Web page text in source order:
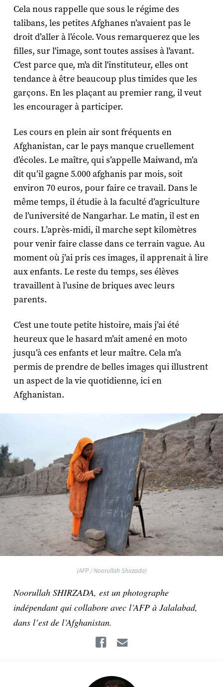
Cela nous rappelle que sous le régime des
talibans, les petites Afghanes n’avaient pas le
droit d’aller à l’école. Vous remarquerez que les
filles, sur l'image, sont toutes assises à l'avant.
C'est parce que, m'a dit l'instituteur, elles ont
tendance à être beaucoup plus timides que les
garçons. En les plaçant au premier rang, il veut
les encourager à participer.
Les cours en plein air sont fréquents en
Afghanistan, car le pays manque cruellement
d’écoles. Le maître, qui s’appelle Maiwand, m’a
dit qu’il gagne 5.000 afghanis par mois, soit
environ 70 euros, pour faire ce travail. Dans le
même temps, il étudie à la faculté d’agriculture
de l’université de Nangarhar. Le matin, il est en
cours. L’après-midi, il marche sept kilomètres
pour venir faire classe dans ce terrain vague. Au
moment où j’ai pris ces images, il apprenait à lire
aux enfants. Le reste du temps, ses élèves
travaillent à l’usine de briques avec leurs
parents.
C’est une toute petite histoire, mais j’ai été
heureux que le hasard m’ait amené en moto
jusqu’à ces enfants et leur maître. Cela m’a
permis de prendre de belles images qui illustrent
un aspect de la vie quotidienne, ici en
Afghanistan.
(AFP / Noorullah Shirzada)
Noorullah SHIRZADA, est un photographe
indépendant qui collabore avec l’AFP à Jalalabad,
dans l’est de l’Afghanistan.
Facebook